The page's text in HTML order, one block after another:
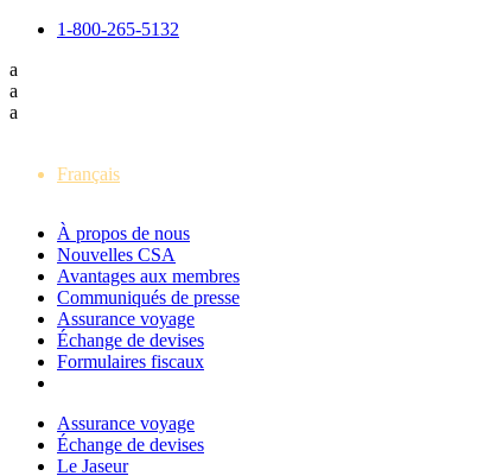
1-800-265-5132
a
a
a
Français
À propos de nous
Nouvelles CSA
Avantages aux membres
Communiqués de presse
Assurance voyage
Échange de devises
Formulaires fiscaux
Assurance voyage
Échange de devises
Le Jaseur